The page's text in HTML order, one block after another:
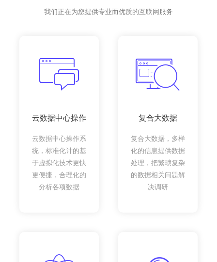
我们正在为您提供专业而优质的互联网服务
云数据中心操作
云数据中心操作系
统，标准化计的基
于虚拟化技术更快
更便捷，合理化的
分析各项数据
复合大数据
复合大数据，多样
化的信息提供数据
处理，把繁琐复杂
的数据相关问题解
决调研